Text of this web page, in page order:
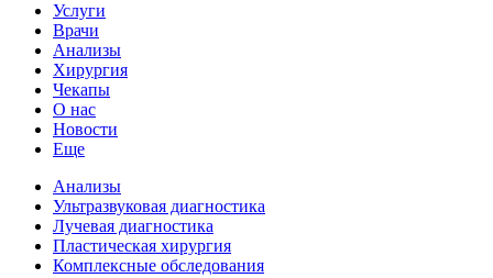
Услуги
Врачи
Анализы
Хирургия
Чекапы
О нас
Новости
Еще
Анализы
Ультразвуковая диагностика
Лучевая диагностика
Пластическая хирургия
Комплексные обследования